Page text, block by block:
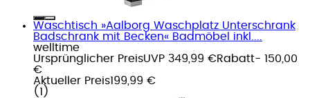
Waschtisch »Aalborg Waschplatz Unterschrank
Badschrank mit Becken« Badmöbel inkl....
welltime
Ursprünglicher PreisUVP 349,99 €Rabatt- 150,00
€
Aktueller Preis199,99 €
( 1 )